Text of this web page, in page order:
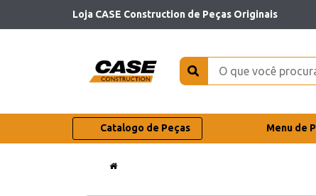
Loja CASE Construction de Peças Originais
Catalogo de Peças Menu de